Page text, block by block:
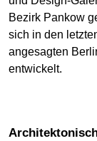
Bezirk Pankow
sich in den
angesagten
entwickelt.